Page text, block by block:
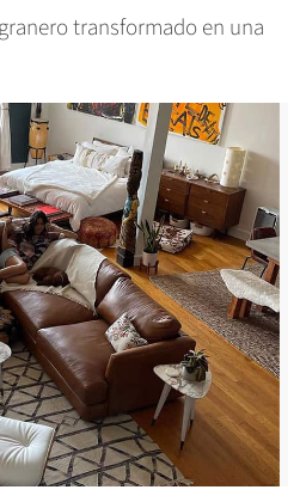
transformado en una